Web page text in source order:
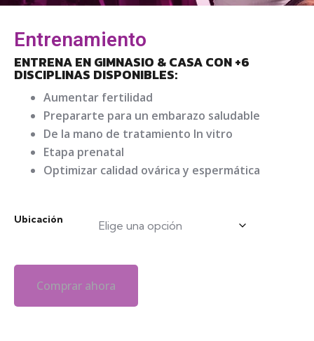
Entrenamiento
ENTRENA EN GIMNASIO & CASA CON +6
DISCIPLINAS DISPONIBLES:
Aumentar fertilidad
Prepararte para un embarazo saludable
De la mano de tratamiento In vitro
Etapa prenatal
Optimizar calidad ovárica y espermática
Ubicación
Comprar ahora